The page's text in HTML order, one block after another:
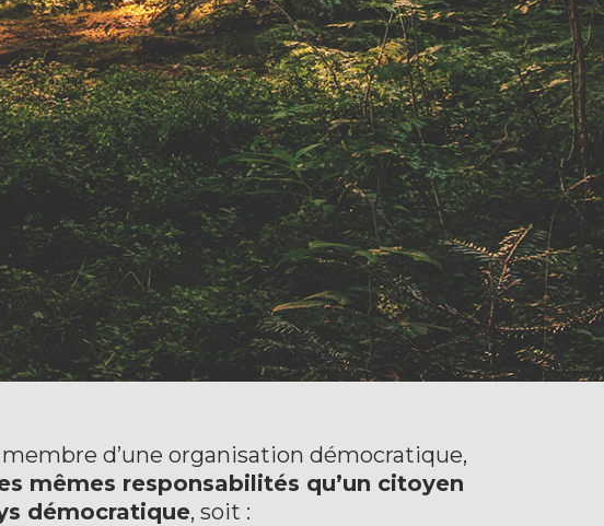
d’une organisation démocratique,
mêmes responsabilités qu’un citoyen
démocratique, soit :